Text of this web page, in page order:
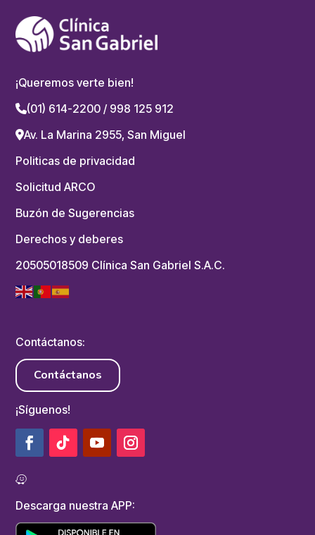
¡Queremos verte bien!
(01) 614-2200 / 998 125 912
Av. La Marina 2955, San Miguel
Politicas de privacidad
Solicitud ARCO
Buzón de Sugerencias
Derechos y deberes
20505018509 Clínica San Gabriel S.A.C.
Contáctanos:
Contáctanos
¡Síguenos!
Descarga nuestra APP: